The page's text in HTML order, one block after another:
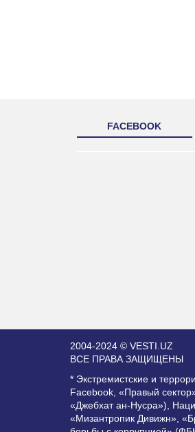
FACEBOOK
2004-2024 © VESTI.UZ
ВСЕ ПРАВА ЗАЩИЩЕНЫ
* Экстремистские и
Facebook, «Правый
«Джебхат ан-Нусра»),
«Мизантропик Дивижн»,